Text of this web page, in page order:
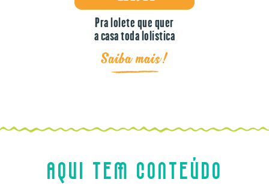
Pra lolete que quer
a casa toda lolística
Saiba mais!
AQUI TEM CONTEÚDO